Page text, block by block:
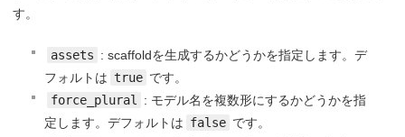
す。
assets : scaffoldを生成するかどうかを指定します。デ
フォルトは true です。
force_plural : モデル名を複数形にするかどうかを指
定します。デフォルトは false です。